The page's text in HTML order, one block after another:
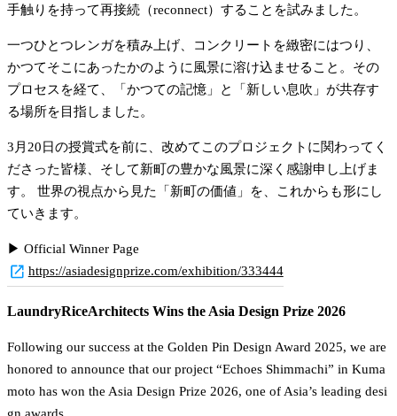
手触りを持って再接続（reconnect）することを試みました。
一つひとつレンガを積み上げ、コンクリートを緻密にはつり、
かつてそこにあったかのように風景に溶け込ませること。その
プロセスを経て、「かつての記憶」と「新しい息吹」が共存す
る場所を目指しました。
3月20日の授賞式を前に、改めてこのプロジェクトに関わってく
ださった皆様、そして新町の豊かな風景に深く感謝申し上げま
す。 世界の視点から見た「新町の価値」を、これからも形にし
ていきます。
▶︎ Official Winner Page
https://asiadesignprize.com/exhibition/333444
LaundryRiceArchitects Wins the Asia Design Prize 2026
Following our success at the Golden Pin Design Award 2025, we are
honored to announce that our project “Echoes Shimmachi” in Kuma
moto has won the Asia Design Prize 2026, one of Asia’s leading desi
gn awards.